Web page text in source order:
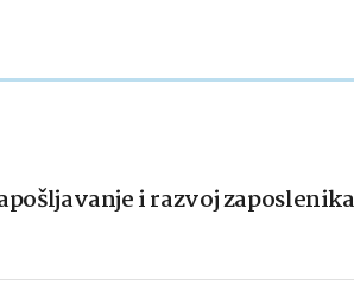
i razvoj zaposlenika